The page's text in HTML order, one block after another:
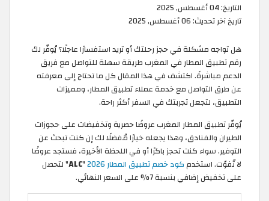
التاريخ:04 أغسطس, 2025
تاريخ آخر تحديث:06 أغسطس, 2025
هل تواجه مشكلة في حجز رحلتك أو تريد استفسارًا عاجلًا؟ يُوفّر لك
رقم تطبيق المطار في المغرب طريقة سهلة للتواصل مع فريق
الدعم مباشرةً. اكتشف في هذا المقال كل ما تحتاج إلى معرفته
عن طرق التواصل مع خدمة عملاء تطبيق المطار، ومميزات
التطبيق، لتجعل تجربتك في السفر أكثر راحة.
يُوفّر تطبيق المطار المغرب عروضًا حصرية وتخفيضات على حجوزات
الطيران والفنادق، وهذا يجعله خيارًا مُفضلًا لك إن كنت تبحث عن
التوفير. سواء كنت تحجز باكرًا أو في اللحظة الأخيرة، فستجد عروضًا
لا تُفوّت. استخدم كود خصم تطبيق المطار 2026 "
ALC" لتحصل
على تخفيض إضافي بنسبة 7% على السعر النهائي.